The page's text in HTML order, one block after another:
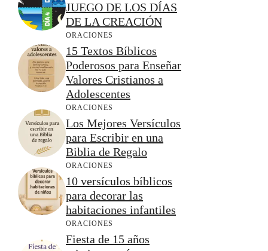
JUEGO DE LOS DÍAS
DE LA CREACIÓN
ORACIONES
15 Textos Bíblicos
Poderosos para Enseñar
Valores Cristianos a
Adolescentes
ORACIONES
Los Mejores Versículos
para Escribir en una
Biblia de Regalo
ORACIONES
10 versículos bíblicos
para decorar las
habitaciones infantiles
ORACIONES
Fiesta de 15 años